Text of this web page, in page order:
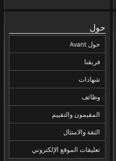
حول
حول Avant
فريقنا
شهادات
وظائف
المقيمون والتقييم
الثقة والامتثال
تعليقات الموقع الإلكتروني